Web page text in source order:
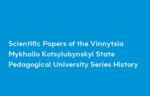
Scientific Papers of the Vinnytsia
Mykhailo Kotsyiubynskyi State
Pedagogical University Series History